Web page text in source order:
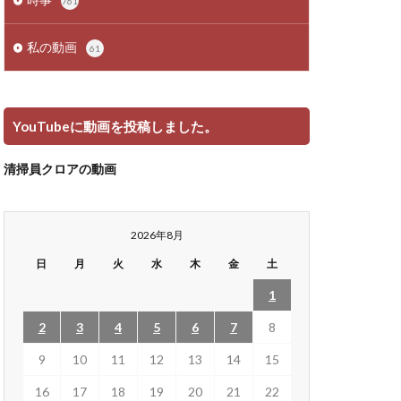
私の動画 61
YouTubeに動画を投稿しました。
清掃員クロアの動画
2026年8月
日 月 火 水 木 金 土
1
2 3 4 5 6 7 8
9 10 11 12 13 14 15
16 17 18 19 20 21 22